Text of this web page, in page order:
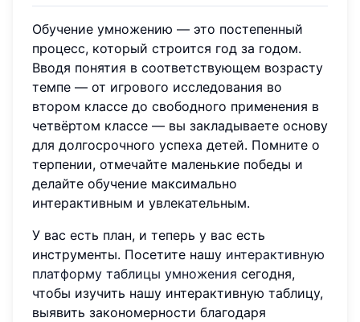
Обучение умножению — это постепенный
процесс, который строится год за годом.
Вводя понятия в соответствующем возрасту
темпе — от игрового исследования во
втором классе до свободного применения в
четвёртом классе — вы закладываете основу
для долгосрочного успеха детей. Помните о
терпении, отмечайте маленькие победы и
делайте обучение максимально
интерактивным и увлекательным.
У вас есть план, и теперь у вас есть
инструменты. Посетите нашу интерактивную
платформу таблицы умножения сегодня,
чтобы изучить нашу интерактивную таблицу,
выявить закономерности благодаря